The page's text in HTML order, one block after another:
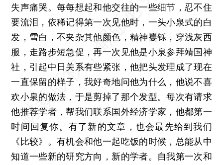
失声痛哭。每每想起和他交往的一些细节，忍不住
要流泪，依稀记得第一次见他时，一头小泉式的白
发，雪白，不夹杂其他颜色，精神矍铄，穿浅灰西
服，走路步短急促，再一次见他是小泉参拜靖国神
社，引起中日关系有些紧张，他把头发理成了现在
一直保留的样子，我好奇地问他为什么，他说不喜
欢小泉的做法，于是剪掉了那个发型。每次有请求
他推荐学者，帮我们联系国外经济学家，他都第一
时间回复你。有了新的文章，也会最先给到我们
《比较》。有机会和他一起吃饭的时候，总能从中
知道一些新的研究方向，新的学者。自我第一次和